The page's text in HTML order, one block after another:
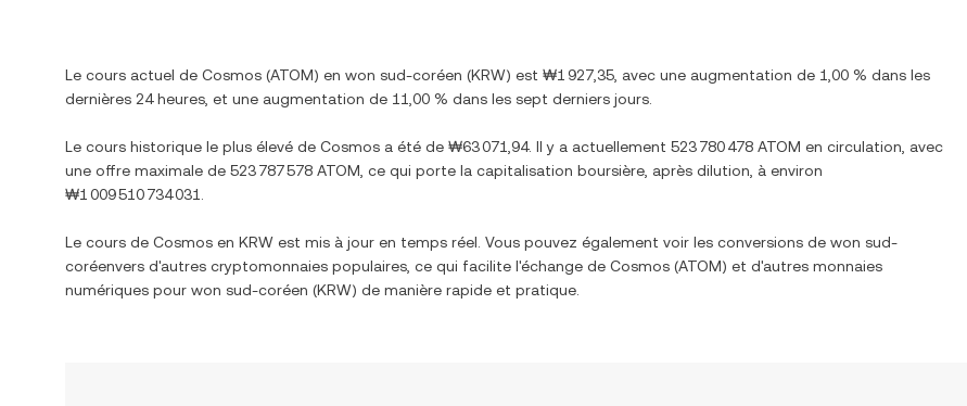
Le cours actuel de Cosmos (ATOM) en won sud-coréen (KRW) est ₩1 927,35 , avec une augmentation de 1,00 % dans les
dernières 24 heures, et une augmentation de 11,00 % dans les sept derniers jours.
Le cours historique le plus élevé de Cosmos a été de ₩63 071,94. Il y a actuellement 523 780 478 ATOM en circulation, avec
une offre maximale de 523 787 578 ATOM , ce qui porte la capitalisation boursière, après dilution, à environ
₩1 009 510 734 031
Le cours de Cosmos en KRW est mis à jour en temps réel. Vous pouvez également voir les conversions de won sud-
coréenvers d'autres cryptomonnaies populaires, ce qui facilite l'échange de Cosmos (ATOM) et d'autres monnaies
numériques pour won sud-coréen (KRW) de manière rapide et pratique.